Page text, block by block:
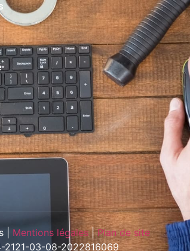
| Mentions légales|Plan de site
2121-03-08-2022816069